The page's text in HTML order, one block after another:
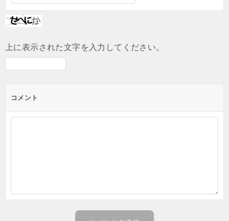
上に表示された文字を入力してください。
コメント